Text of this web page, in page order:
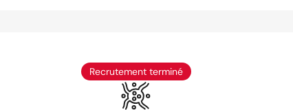
Recrutement terminé